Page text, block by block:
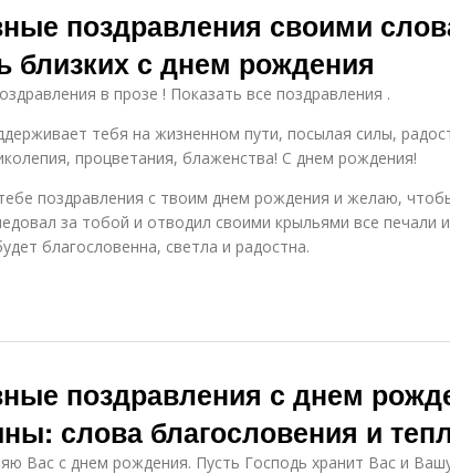
поздравления своими
близких с днем рождения
в прозе ! Показать все поздравления .
тебя на жизненном пути, посылая силы,
процветания, блаженства! С днем рождения!
поздравления с твоим днем рождения и желаю,
за тобой и отводил своими крыльями все печали и
благословенна, светла и радостна.
поздравления с днем
слова благословения и
Вас с днем рождения. Пусть Господь хранит Вас и